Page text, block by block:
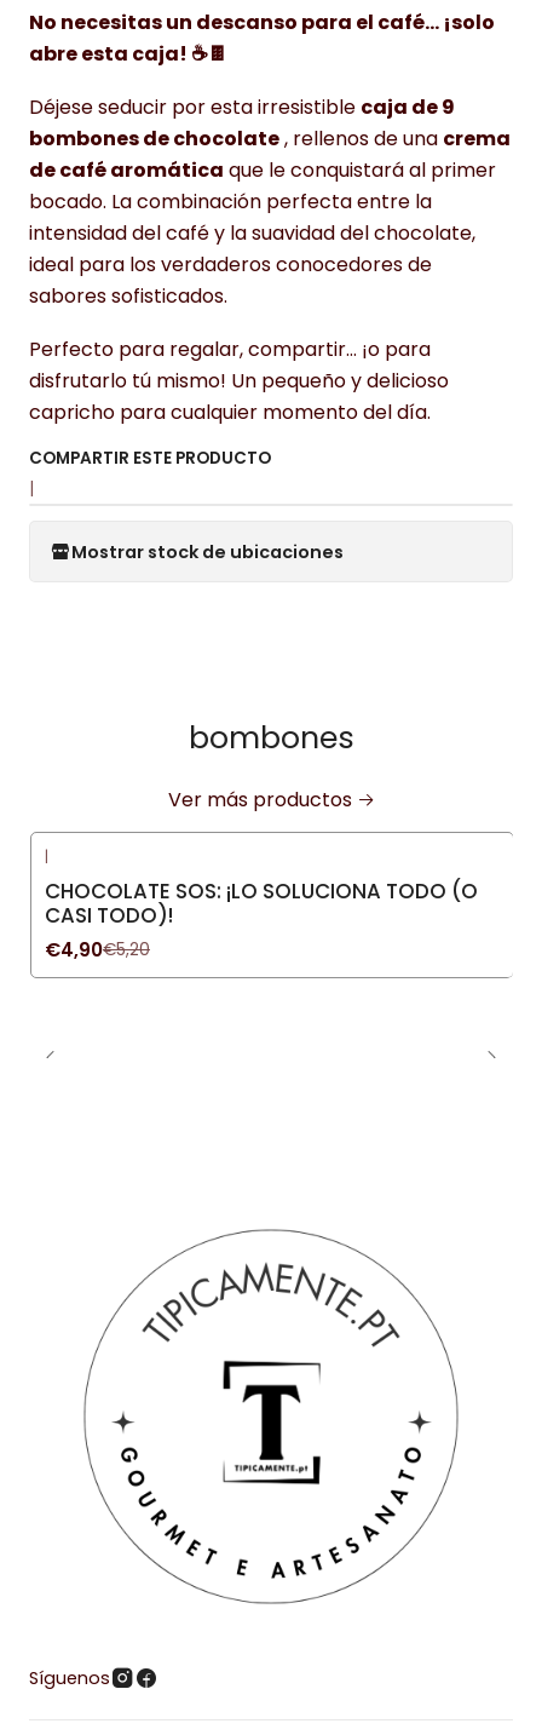
No necesitas un descanso para el café... ¡solo
abre esta caja! ☕🍫
Déjese seducir por esta irresistible caja de 9
bombones de chocolate, rellenos de una crema
de café aromática que le conquistará al primer
bocado. La combinación perfecta entre la
intensidad del café y la suavidad del chocolate,
ideal para los verdaderos conocedores de
sabores sofisticados.
Perfecto para regalar, compartir… ¡o para
disfrutarlo tú mismo! Un pequeño y delicioso
capricho para cualquier momento del día.
COMPARTIR ESTE PRODUCTO
Mostrar stock de ubicaciones
bombones
Ver más productos
-6% OFF
|
CHOCOLATE SOS: ¡LO SOLUCIONA TODO (O
CASI TODO)!
€4,90€5,20
Síguenos